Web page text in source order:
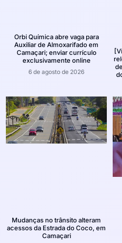
Orbi Química abre vaga para
Auxiliar de Almoxarifado em
Camaçari; enviar currículo
exclusivamente online
6 de agosto de 2026
Mudanças no trânsito alteram
acessos da Estrada do Coco, em
Camaçari